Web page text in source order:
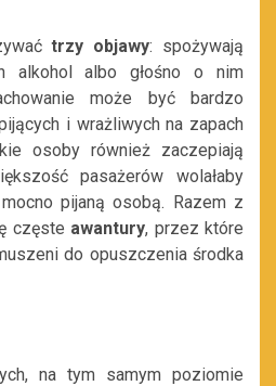
trzy objawy: spożywają
alkohol albo głośno o nim
może być bardzo
i wrażliwych na zapach
osoby również zaczepiają
pasażerów wolałaby
pijaną osobą. Razem z
częste awantury, przez które
do opuszczenia środka
na tym samym poziomie